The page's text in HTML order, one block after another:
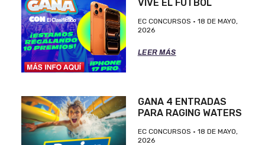
VIVE EL FUTBOL
EC CONCURSOS
18 DE MAYO,
2026
LEER MÁS
GANA 4 ENTRADAS
PARA RAGING WATERS
EC CONCURSOS
18 DE MAYO,
2026